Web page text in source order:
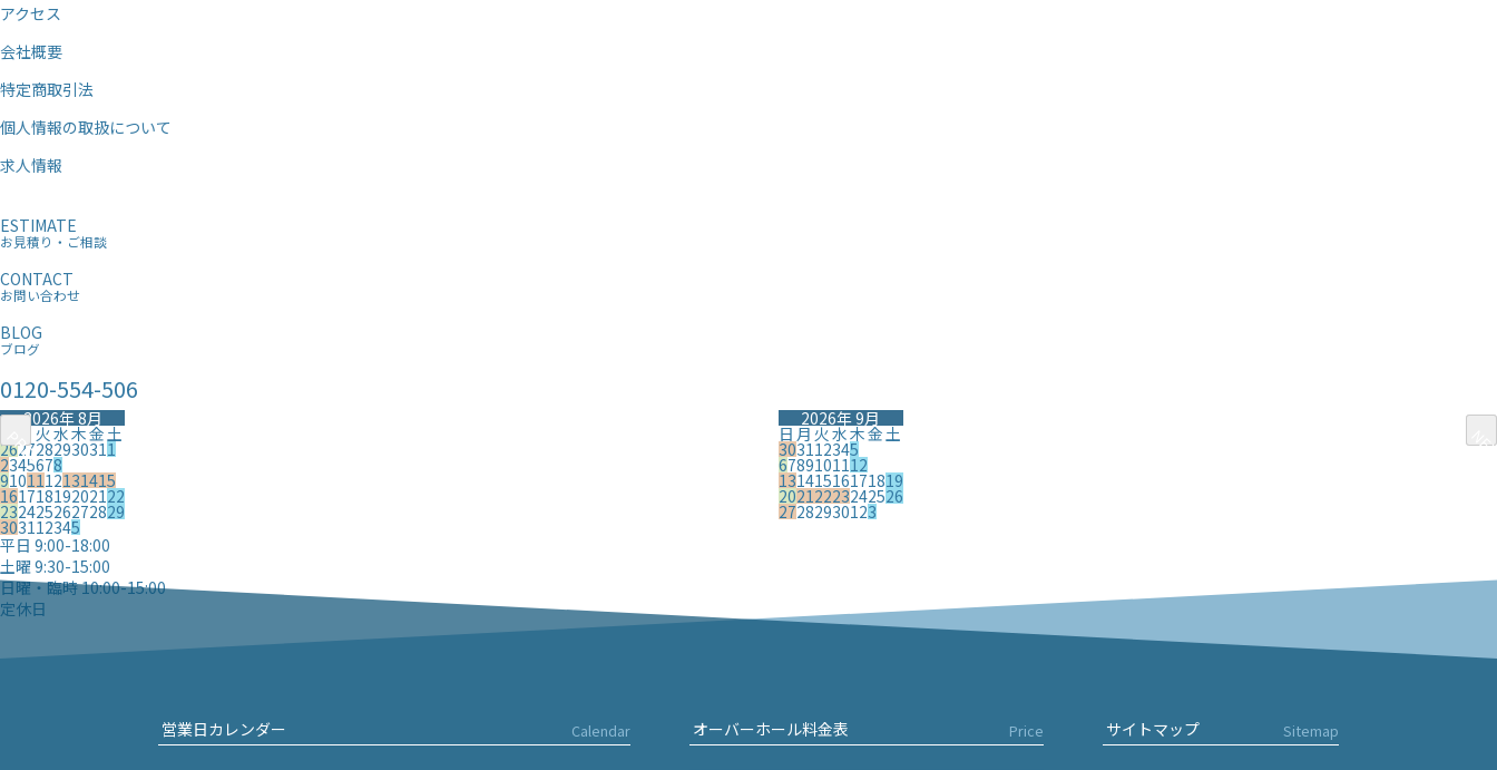
アクセス
会社概要
特定商取引法
個人情報の取扱について
求人情報
ESTIMATE
お見積り・ご相談
CONTACT
お問い合わせ
BLOG
ブログ
0120-554-506
PREV
2026年 8月
月火水木金土
2627282930311
2345678
9101112131415
16171819202122
23242526272829
303112345
PREV
2026年 9月
日月火水木金土
303112345
6789101112
13141516171819
20212223242526
27282930123
平日 9:00-18:00
土曜 9:30-15:00
日曜・臨時 10:00-15:00
定休日
営業日カレンダー Calendar オーバーホール料金表 Price サイトマップ Sitemap